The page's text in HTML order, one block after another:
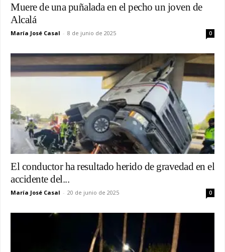
Muere de una puñalada en el pecho un joven de
Alcalá
María José Casal - 8 de junio de 2025 0
El conductor ha resultado herido de gravedad en el
accidente del...
María José Casal - 20 de junio de 2025 0